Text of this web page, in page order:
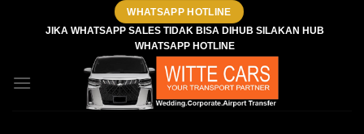
WHATSAPP HOTLINE
JIKA WHATSAPP SALES TIDAK BISA DIHUB SILAKAN HUB
WHATSAPP HOTLINE